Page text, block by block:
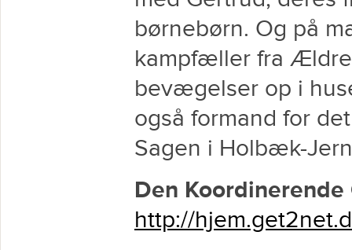
børnebørn. Og på
kampfæller fra
bevægelser op i
også formand for
Sagen i Holbæk-
Den Koordinerende
http://